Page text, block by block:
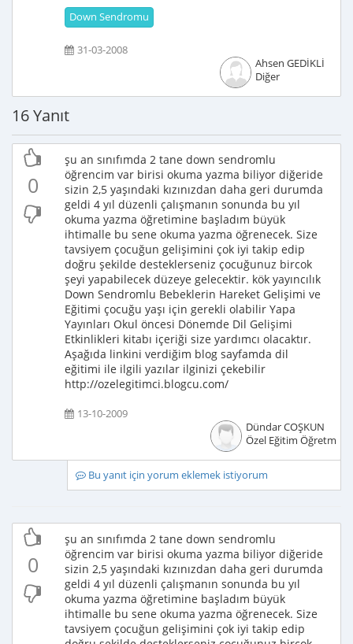
Down Sendromu
31-03-2008
Ahsen GEDİKLİ
Diğer
16 Yanıt
0
şu an sınıfımda 2 tane down sendromlu
öğrencim var birisi okuma yazma biliyor diğeride
sizin 2,5 yaşındaki kızınızdan daha geri durumda
geldi 4 yıl düzenli çalışmanın sonunda bu yıl
okuma yazma öğretimine başladım büyük
ihtimalle bu sene okuma yazma öğrenecek. Size
tavsiyem çocuğun gelişimini çok iyi takip edip
doğru şekilde desteklerseniz çocuğunuz bircok
şeyi yapabilecek düzeye gelecektir. kök yayıncılık
Down Sendromlu Bebeklerin Hareket Gelişimi ve
Eğitimi çocuğu yaşı için gerekli olabilir Yapa
Yayınları Okul öncesi Dönemde Dil Gelişimi
Etkinlikleri kitabı içeriği size yardımcı olacaktır.
Aşağıda linkini verdiğim blog sayfamda dil
eğitimi ile ilgili yazılar ilginizi çekebilir
http://ozelegitimci.blogcu.com/
13-10-2009
Dündar COŞKUN
Özel Eğitim Öğretmeni
Bu yanıt için yorum eklemek istiyorum
0
şu an sınıfımda 2 tane down sendromlu
öğrencim var birisi okuma yazma biliyor diğeride
sizin 2,5 yaşındaki kızınızdan daha geri durumda
geldi 4 yıl düzenli çalışmanın sonunda bu yıl
okuma yazma öğretimine başladım büyük
ihtimalle bu sene okuma yazma öğrenecek. Size
tavsiyem çocuğun gelişimini çok iyi takip edip